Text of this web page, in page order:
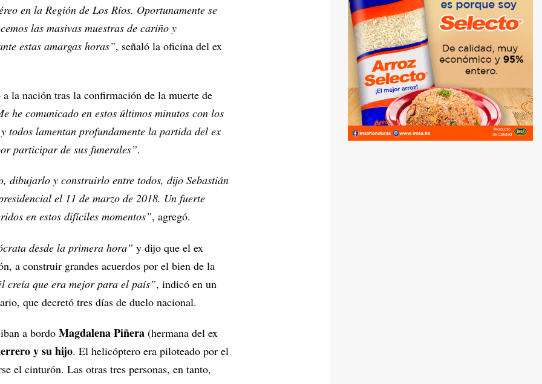
en la Región de Los Ríos. Oportunamente se
las masivas muestras de cariño y
estas amargas horas”, señaló la oficina del ex
la nación tras la confirmación de la muerte de
he comunicado en estos últimos minutos con los
todos lamentan profundamente la partida del ex
participar de sus funerales”.
dibujarlo y construirlo entre todos, dijo Sebastián
el 11 de marzo de 2018. Un fuerte
en estos difíciles momentos”, agregó.
desde la primera hora” y dijo que el ex
a construir grandes acuerdos por el bien de la
creía que era mejor para el país”, indicó en un
que decretó tres días de duelo nacional.
a bordo Magdalena Piñera (hermana del ex
y su hijo. El helicóptero era piloteado por el
el cinturón. Las otras tres personas, en tanto,